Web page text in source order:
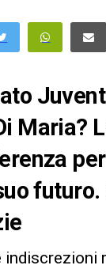
Maria?
futuro.
indiscrezioni